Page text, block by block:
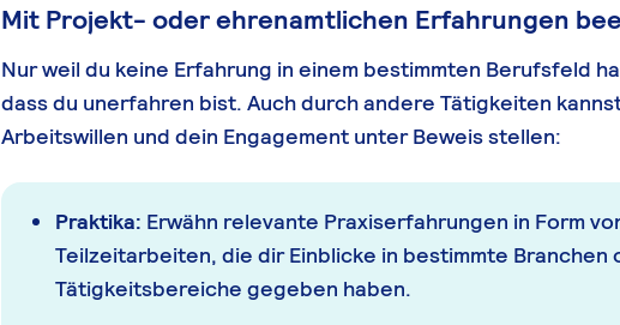
Mit Projekt- oder ehrenamtlichen Erfahrungen
Nur weil du keine Erfahrung in einem bestimmten Berufsfeld
dass du unerfahren bist. Auch durch andere Tätigkeiten
Arbeitswillen und dein Engagement unter Beweis stellen:
Praktika: Erwähn relevante Praxiserfahrungen in Form
Teilzeitarbeiten, die dir Einblicke in bestimmte Branchen
Tätigkeitsbereiche gegeben haben.